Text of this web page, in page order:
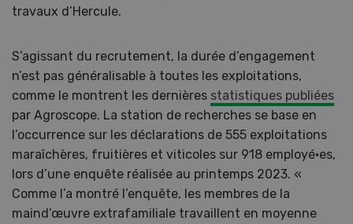
travaux d’Hercule.
S’agissant du recrutement, la durée d’engagement
n’est pas généralisable à toutes les exploitations,
comme le montrent les dernières statistiques publiées
par Agroscope. La station de recherches se base en
l’occurrence sur les déclarations de 555 exploitations
maraîchères, fruitières et viticoles sur 918 employé·es,
lors d’une enquête réalisée au printemps 2023. «
Comme l’a montré l’enquête, les membres de la
maind’œuvre extrafamiliale travaillent en moyenne